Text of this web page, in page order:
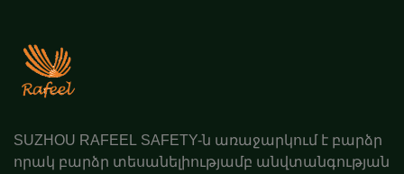
SUZHOU RAFEEL SAFETY-ն առաջարկում է բարձր
որակ բարձր տեսանելիությամբ անվտանգության